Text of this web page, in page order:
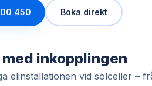
450 Boka direkt
inkopplingen
elinstallationen vid solceller –